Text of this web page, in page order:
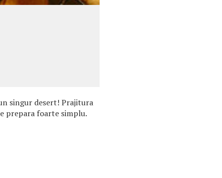
singur desert! Prajitura
prepara foarte simplu.